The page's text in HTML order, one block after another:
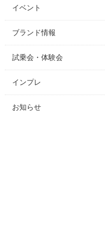
イベント
ブランド情報
試乗会・体験会
インプレ
お知らせ